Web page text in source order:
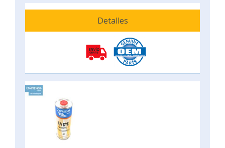
Detalles